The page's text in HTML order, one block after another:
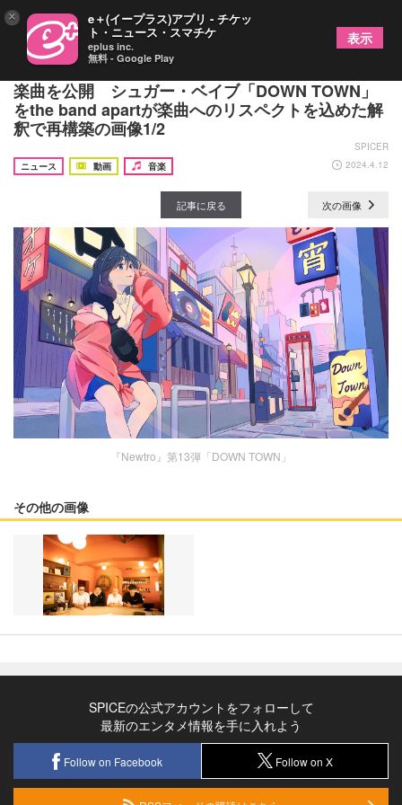
“リバイバル”音楽プロジェクト『Newtro』第13弾
楽曲を公開 シュガー・ベイブ「DOWN TOWN」
をthe band apartが楽曲へのリスペクトを込めた解
釈で再構築の画像1/2
SPICER
ニュース
動画 音楽 2024.4.12
記事に戻る 次の画像
『Newtro』第13弾「DOWN TOWN」
その他の画像
SPICEの公式アカウントをフォローして
最新のエンタメ情報を手に入れよう
Follow on Facebook Follow on X
× e＋(イープラス)アプリ - チケッ
ト・ニュース・スマチケ
eplus inc.
無料 - Google Play
表示